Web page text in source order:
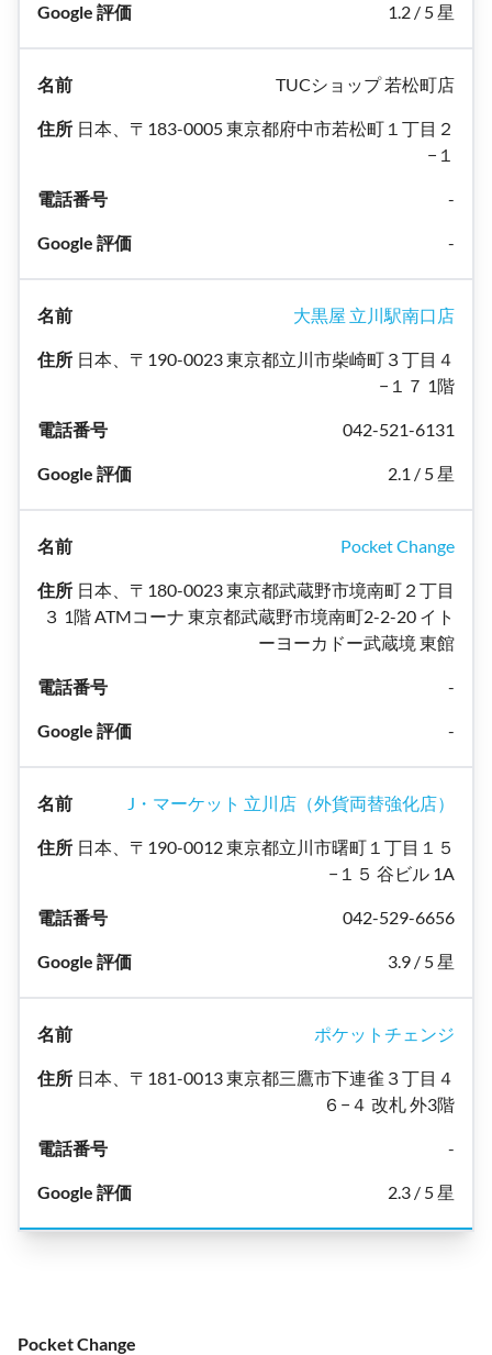
1.2 / 5 星
TUCショップ 若松町店
日本、〒183-0005 東京都府中市若松町１丁目２
−１
-
-
大黒屋 立川駅南口店
日本、〒190-0023 東京都立川市柴崎町３丁目４
−１７ 1階
042-521-6131
2.1 / 5 星
Pocket Change
日本、〒180-0023 東京都武蔵野市境南町２丁目
３ 1階 ATMコーナ 東京都武蔵野市境南町2-2-20 イト
ーヨーカドー武蔵境 東館
-
-
J・マーケット 立川店（外貨両替強化店）
日本、〒190-0012 東京都立川市曙町１丁目１５
−１５ 谷ビル 1A
042-529-6656
3.9 / 5 星
ポケットチェンジ
日本、〒181-0013 東京都三鷹市下連雀３丁目４
６−４ 改札 外3階
-
2.3 / 5 星
Pocket Change